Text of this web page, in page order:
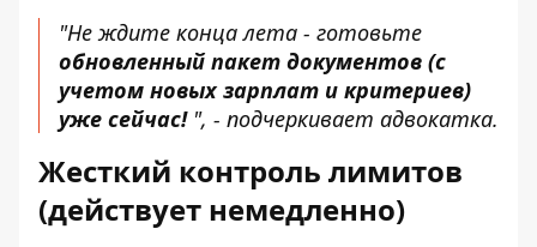
"Не ждите конца лета - готовьте
обновленный пакет документов (с
учетом новых зарплат и критериев)
уже сейчас!", - подчеркивает адвокатка.
Жесткий контроль лимитов
(действует немедленно)